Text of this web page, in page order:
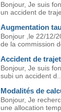
Bonjour, Je suis
un accident de
Augmentation
Bonjour ,le 22/12/
de la commission
Accident de
Bonjour, Je suis
subi un accident d...
Modalités de
Bonjour, Je
une allocation